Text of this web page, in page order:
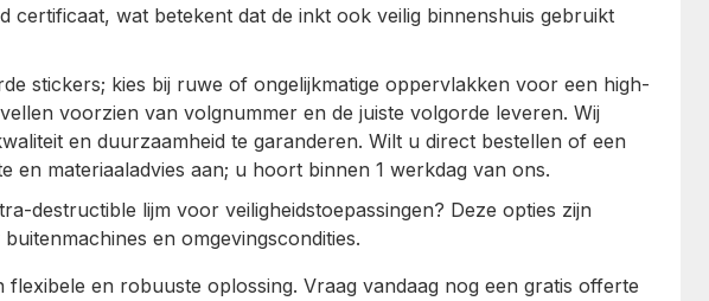
wat betekent dat de inkt ook veilig binnenshuis gebruikt
stickers; kies bij ruwe of ongelijkmatige oppervlakken voor een high-
voorzien van volgnummer en de juiste volgorde leveren. Wij
en duurzaamheid te garanderen. Wilt u direct bestellen of een
en materiaaladvies aan; u hoort binnen 1 werkdag van ons.
destructible lijm voor veiligheidstoepassingen? Deze opties zijn
en omgevingscondities.
en robuuste oplossing. Vraag vandaag nog een gratis offerte